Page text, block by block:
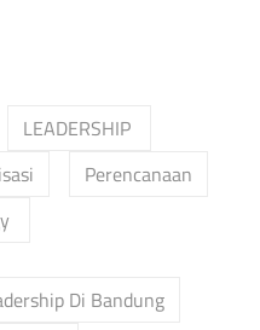
LEADERSHIP
Perencanaan
Di Bandung